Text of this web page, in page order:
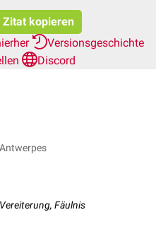
Zitat kopieren
Versionsgeschichte
Discord
Fäulnis